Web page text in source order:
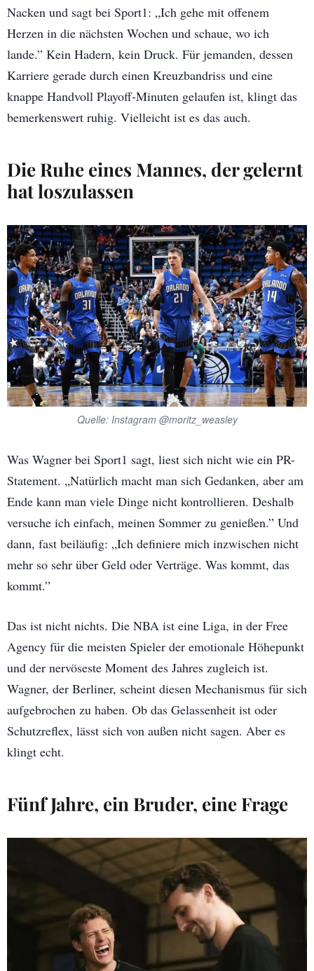
Nacken und sagt bei Sport1: „Ich gehe mit offenem
Herzen in die nächsten Wochen und schaue, wo ich
lande.” Kein Hadern, kein Druck. Für jemanden, dessen
Karriere gerade durch einen Kreuzbandriss und eine
knappe Handvoll Playoff-Minuten gelaufen ist, klingt das
bemerkenswert ruhig. Vielleicht ist es das auch.
Die Ruhe eines Mannes, der gelernt
hat loszulassen
Quelle: Instagram @moritz_weasley
Was Wagner bei Sport1 sagt, liest sich nicht wie ein PR-
Statement. „Natürlich macht man sich Gedanken, aber am
Ende kann man viele Dinge nicht kontrollieren. Deshalb
versuche ich einfach, meinen Sommer zu genießen.” Und
dann, fast beiläufig: „Ich definiere mich inzwischen nicht
mehr so sehr über Geld oder Verträge. Was kommt, das
kommt.”
Das ist nicht nichts. Die NBA ist eine Liga, in der Free
Agency für die meisten Spieler der emotionale Höhepunkt
und der nervöseste Moment des Jahres zugleich ist.
Wagner, der Berliner, scheint diesen Mechanismus für sich
aufgebrochen zu haben. Ob das Gelassenheit ist oder
Schutzreflex, lässt sich von außen nicht sagen. Aber es
klingt echt.
Fünf Jahre, ein Bruder, eine Frage